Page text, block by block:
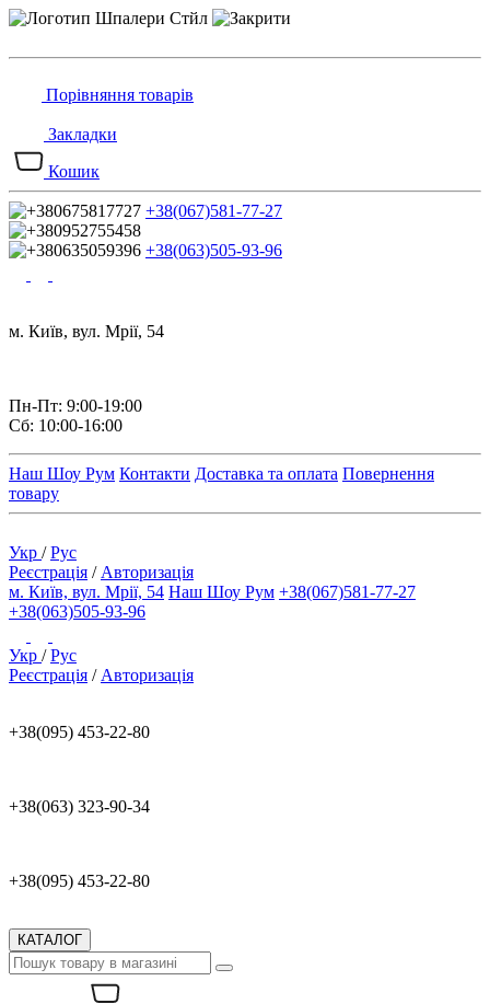
Порівняння товарів
Закладки
Кошик
+38(067)581-77-27
+38(063)505-93-96
м. Київ, вул. Мрії, 54
Пн-Пт: 9:00-19:00
Сб: 10:00-16:00
Наш Шоу Рум Контакти Доставка та оплата Повернення
товару
Укр /Рус
Реєстрація / Авторизація
м. Київ, вул. Мрії, 54 Наш Шоу Рум +38(067)581-77-27
+38(063)505-93-96
Укр /Рус
Реєстрація / Авторизація
+38(095) 453-22-80
+38(063) 323-90-34
+38(095) 453-22-80
КАТАЛОГ